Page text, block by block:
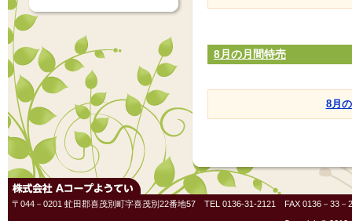
8月の月間特売
8月
〒044－0201 虻田郡喜茂別町字喜茂別22番地57 TEL 0136-31-2121 FAX 0136－33－